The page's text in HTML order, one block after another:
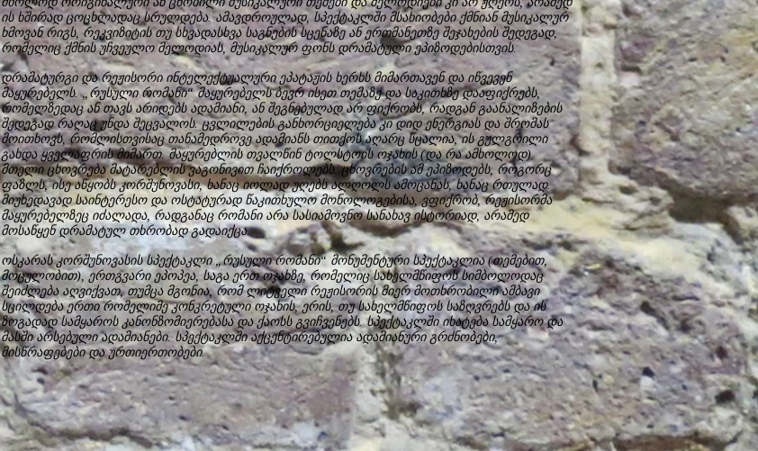
ის ხშირად ცოცხლადაც სრულდება. ამავდროულად, სპექტაკლში მსახიობები ქმნიან მუსიკალურ
ხმოვან რიგს, რეკვიზიტის თუ სხვადასხვა საგნების სცენაზე ან ერთმანეთზე შეჯახების შედეგად,
რომელიც ქმნის უჩვეულო მელოდიას, მუსიკალურ ფონს დრამატული ეპიზოდებისთვის.
დრამატურგი და რეჟისორი ინტელექტუალური ეპატაჟის ხერხს მიმართავენ და იწვევენ
მაყურებელს. „რუსული რომანი“ მაყურებელს ბევრ ისეთ თემაზე და საკითხზე დააფიქრებს,
რომელზედაც ან თავს არიდებს ადამიანი, ან შეგნებულად არ ფიქრობს, რადგან გაანალიზების
შედეგად რაღაც უნდა შეცვალოს. ცვლილების განხორციელება კი დიდ ენერგიას და შრომას
მოითხოვს, რომლისთვისაც თანამედროვე ადამიანს თითქოს აღარც სცალია, ის გულგრილი
გახდა ყველაფრის მიმართ. მაყურებლის თვალწინ ტოლსტოის ოჯახის (და რა ამხოლოდ)
მთელი ცხოვრება მატარებლის ვაგონივით ჩაიქროლებს. ცხოვრების ამ ეპიზოდებს, როგორც
ფაზლს, ისე აწყობს კორშუნოვასი, ხანაც იოლად უღებს ალღოლს ამოცანას, ხანაც რთულად.
მიუხედავად საინტერესო და ოსტატურად წაკითხულო მონოლოგებისა, ვფიქრობ, რეჟისორმა
მაყურებელზეც იძალადა, რადგანაც რომანი არა სასიამოვნო სანახავ ისტორიად, არამედ
მოსაწყენ დრამატულ თხრობად გადაიქცა.
ოსკარას კორშუნოვასის სპექტაკლი „რუსული რომანი“ მონუმენტური სპექტაკლია (თემებით,
მოცულობით), ერთგვარი ეპოპეა, საგა ერთ ოჯახზე, რომელიც სახელმწიფოს სიმბოლოდაც
შეიძლება აღვიქვათ, თუმცა მგონია, რომ ლიტველი რეჟისორის მიერ მოთხრობილი ამბავი
სცილდება ერთი რომელიმე კონკრეტული ოჯახის, ერის, თუ სახელმწიფოს საზღვრებს და ის
ზოგადად სამყაროს კანონზომიერებასა და ქაოსს გვიჩვენებს. სპექტაკლში იხატება სამყარო და
მასში არსებული ადამიანები. სპექტაკლში აქცენტირებულია ადამიანური გრძნობები,
მისწრაფებები და ურთიერთობები.